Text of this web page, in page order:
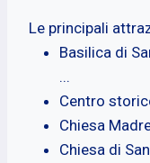
Le principali
Basilica di
...
Centro
Chiesa
Chiesa di